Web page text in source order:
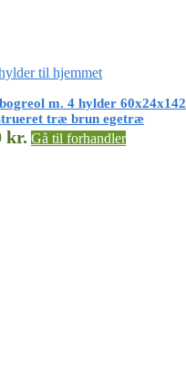
til hjemmet
m. 4 hylder 60x24x142
træ brun egetræ
kr. Gå til forhandler